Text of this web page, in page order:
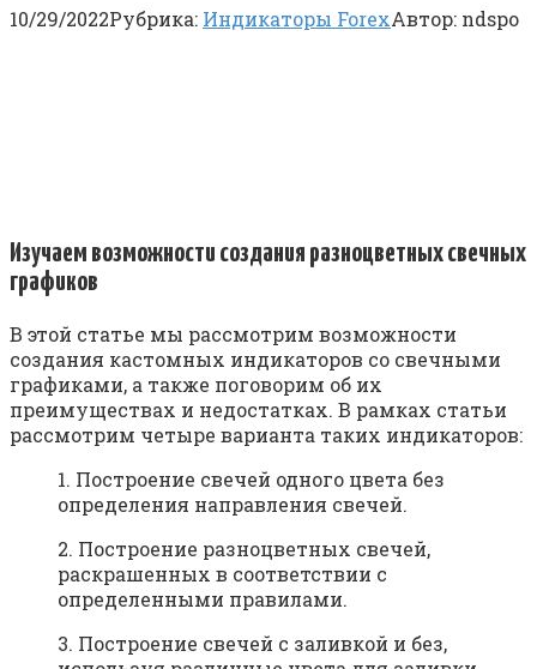
10/29/2022Рубрика: Индикаторы ForexАвтор: ndspo
Изучаем возможности создания разноцветных свечных
графиков
В этой статье мы рассмотрим возможности
создания кастомных индикаторов со свечными
графиками, а также поговорим об их
преимуществах и недостатках. В рамках статьи
рассмотрим четыре варианта таких индикаторов:
1. Построение свечей одного цвета без
определения направления свечей.
2. Построение разноцветных свечей,
раскрашенных в соответствии с
определенными правилами.
3. Построение свечей с заливкой и без,